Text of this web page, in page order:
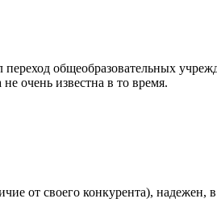
общеобразовательных
очень известна в то время.
от своего конкурента), надежен,